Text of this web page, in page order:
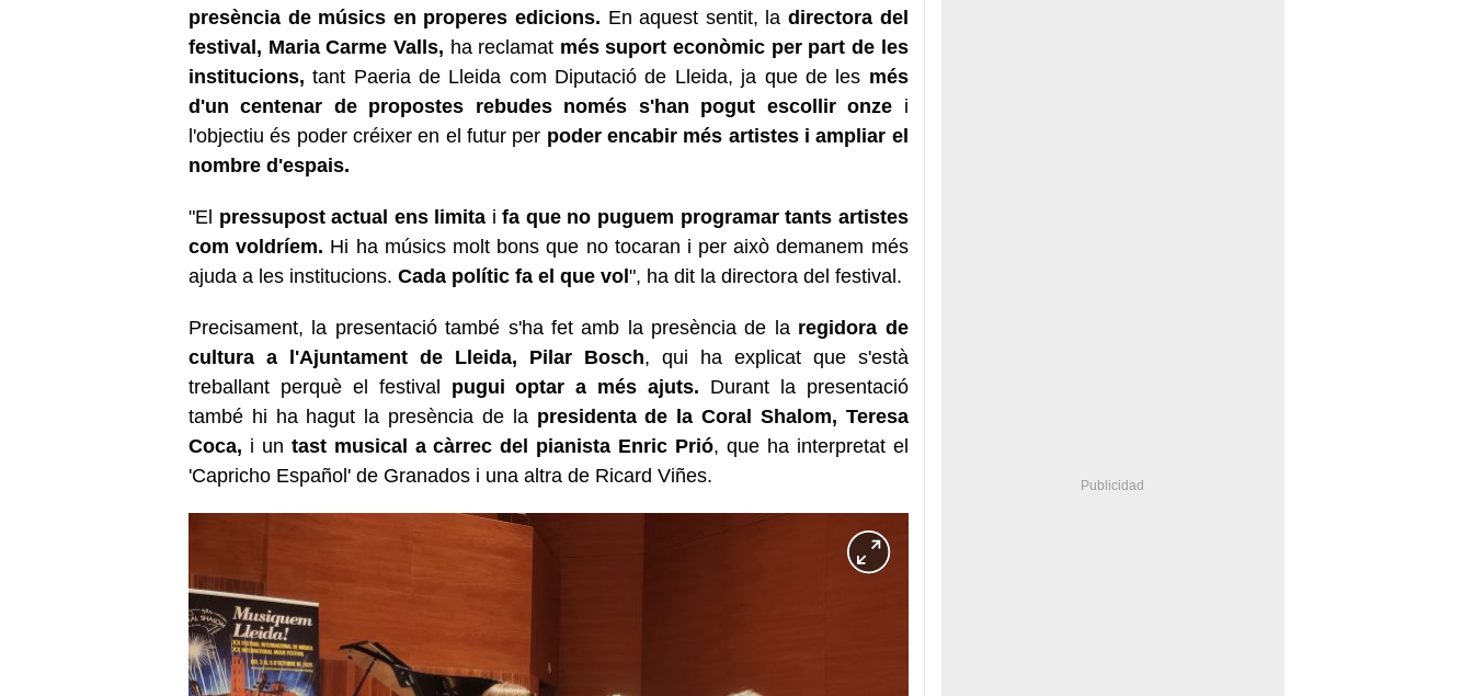
presència de músics en properes edicions. En aquest sentit, ladirectora del
festival, Maria Carme Valls, ha reclamat més suport econòmic per part de les
institucions, tant Paeria de Lleida com Diputació de Lleida, ja que de les més
d'un centenar de propostes rebudes només s'han pogut escollir onze i
l'objectiu és poder créixer en el futur per poder encabir més artistes i ampliar el
nombre d'espais.
"El pressupost actual ens limita i fa que no puguem programar tants artistes
com voldríem. Hi ha músics molt bons que no tocaran i per això demanem més
ajuda a les institucions. Cada polític fa el que vol", ha dit la directora del festival.
Precisament, la presentació també s'ha fet amb la presència de laregidora de
cultura a l'Ajuntament de Lleida, Pilar Bosch, qui ha explicat que s'està
treballant perquè el festival pugui optar a més ajuts. Durant la presentació
també hi ha hagut la presència de la presidenta de la Coral Shalom, Teresa
Coca, i un tast musical a càrrec del pianista Enric Prió, que ha interpretat el
'Capricho Español' de Granados i una altra de Ricard Viñes.